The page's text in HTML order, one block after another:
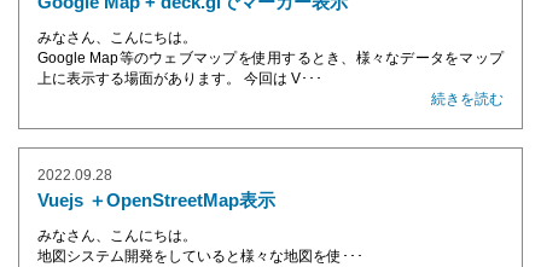
みなさん、こんにちは。
Google Map等のウェブマップを使用するとき、様々なデータをマップ
上に表示する場面があります。 今回は V･･･
続きを読む
2022.09.28
Vuejs ＋OpenStreetMap表示
みなさん、こんにちは。
地図システム開発をしていると様々な地図を使･･･